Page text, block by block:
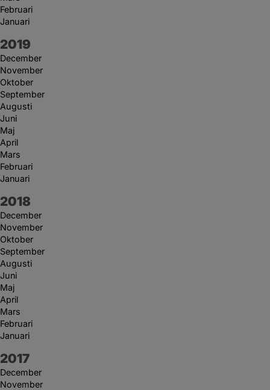
Februari
Januari
År:
2019
December
November
Oktober
September
Augusti
Juni
Maj
April
Mars
Februari
Januari
År:
2018
December
November
Oktober
September
Augusti
Juni
Maj
April
Mars
Februari
Januari
År:
2017
December
November